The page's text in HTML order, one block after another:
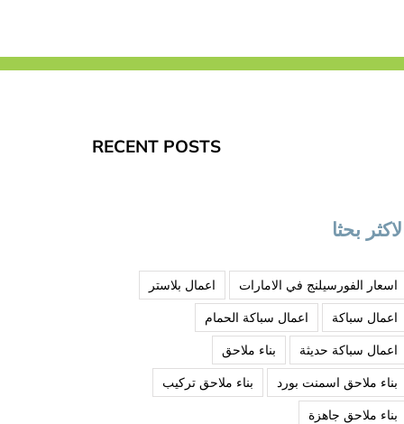
RECENT POSTS
بحثا
اسعار الفورسيلنج في الامارات
اعمال بلاستر
اعمال سباكة
اعمال سباكة الحمام
اعمال سباكة حديثة
بناء ملاحق
بناء ملاحق اسمنت بورد
بناء ملاحق تركيب
بناء ملاحق جاهزة